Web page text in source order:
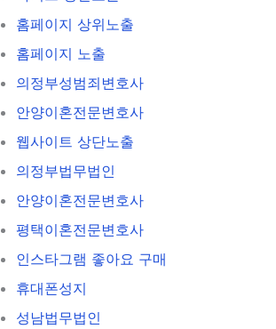
홈페이지 상위노출
홈페이지 노출
의정부성범죄변호사
안양이혼전문변호사
웹사이트 상단노출
의정부법무법인
안양이혼전문변호사
평택이혼전문변호사
인스타그램 좋아요 구매
휴대폰성지
성남법무법인